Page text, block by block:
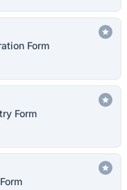
Form
Form